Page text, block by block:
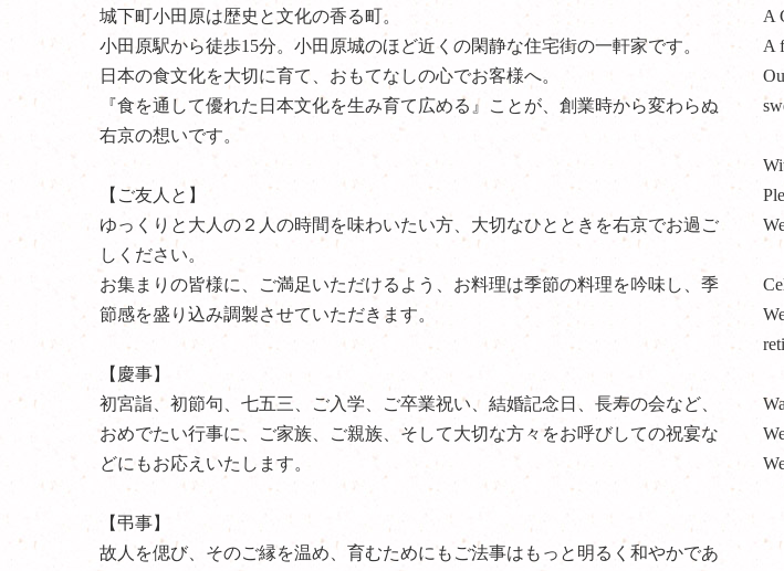
城下町小田原は歴史と文化の香る町。
小田原駅から徒歩15分。小田原城のほど近くの閑静な住宅街の一軒家です。
日本の食文化を大切に育て、おもてなしの心でお客様へ。
『食を通して優れた日本文化を生み育て広める』ことが、創業時から変わらぬ
右京の想いです。
【ご友人と】
ゆっくりと大人の２人の時間を味わいたい方、大切なひとときを右京でお過ご
しください。
お集まりの皆様に、ご満足いただけるよう、お料理は季節の料理を吟味し、季
節感を盛り込み調製させていただきます。
【慶事】
初宮詣、初節句、七五三、ご入学、ご卒業祝い、結婚記念日、長寿の会など、
おめでたい行事に、ご家族、ご親族、そして大切な方々をお呼びしての祝宴な
どにもお応えいたします。
【弔事】
故人を偲び、そのご縁を温め、育むためにもご法事はもっと明るく和やかであ
A
A